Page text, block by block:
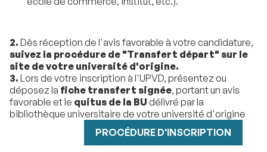
2. Dès réception de l'avis favorable à votre candidature,
suivez la procédure de "Transfert départ" sur le
site de votre université d'origine.
3. Lors de votre inscription à l'UPVD, présentez ou
déposez la fiche transfert signée, portant un avis
favorable et le quitus de la BU délivré par la
bibliothèque universitaire de votre université d'origine
PROCÉDURE D'INSCRIPTION